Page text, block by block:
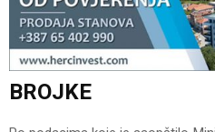
BROJKE